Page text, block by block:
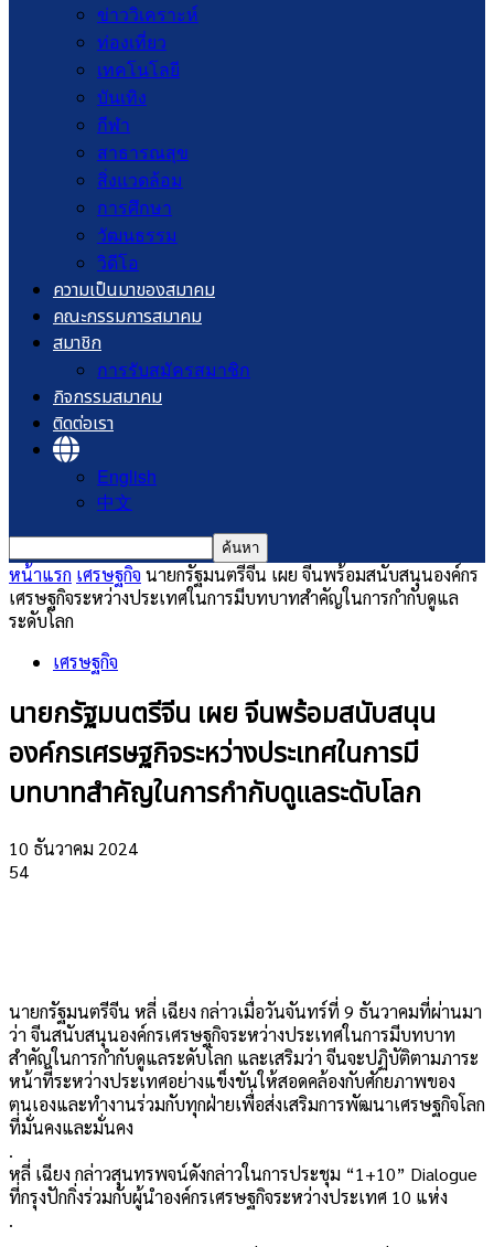
ข่าววิเคราะห์
ท่องเที่ยว
เทคโนโลยี
บันเทิง
กีฬา
สาธารณสุข
สิ่งแวดล้อม
การศึกษา
วัฒนธรรม
วิดีโอ
ความเป็นมาของสมาคม
คณะกรรมการสมาคม
สมาชิก
การรับสมัครสมาชิก
กิจกรรมสมาคม
ติดต่อเรา
English
中文
หน้าแรก เศรษฐกิจ นายกรัฐมนตรีจีน เผย จีนพร้อมสนับสนุนองค์กร
เศรษฐกิจระหว่างประเทศในการมีบทบาทสำคัญในการกำกับดูแล
ระดับโลก
เศรษฐกิจ
นายกรัฐมนตรีจีน เผย จีนพร้อมสนับสนุน
องค์กรเศรษฐกิจระหว่างประเทศในการมี
บทบาทสำคัญในการกำกับดูแลระดับโลก
10 ธันวาคม 2024
54
นายกรัฐมนตรีจีน หลี่ เฉียง กล่าวเมื่อวันจันทร์ที่ 9 ธันวาคมที่ผ่านมา
ว่า จีนสนับสนุนองค์กรเศรษฐกิจระหว่างประเทศในการมีบทบาท
สำคัญในการกำกับดูแลระดับโลก และเสริมว่า จีนจะปฏิบัติตามภาระ
หน้าที่ระหว่างประเทศอย่างแข็งขันให้สอดคล้องกับศักยภาพของ
ตนเองและทำงานร่วมกับทุกฝ่ายเพื่อส่งเสริมการพัฒนาเศรษฐกิจโลก
ที่มั่นคงและมั่นคง
.
หลี่ เฉียง กล่าวสุนทรพจน์ดังกล่าวในการประชุม “1+10” Dialogue
ที่กรุงปักกิ่งร่วมกับผู้นำองค์กรเศรษฐกิจระหว่างประเทศ 10 แห่ง
.